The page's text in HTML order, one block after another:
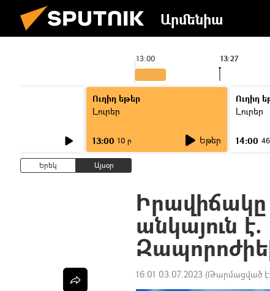
Արմենիա
13:00 13:27
Ուղիղ եթեր
Լուրեր
13:00 10 ր Եթեր
Ուղիղ
Լուրեր
14:00
Երեկ Այսօր
անկայուն
16:01 03.07.2023 (Թարմացված է: